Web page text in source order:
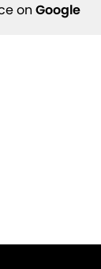
on Google